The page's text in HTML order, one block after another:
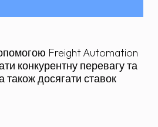
Freight Automation
конкурентну перевагу та
також досягати ставок